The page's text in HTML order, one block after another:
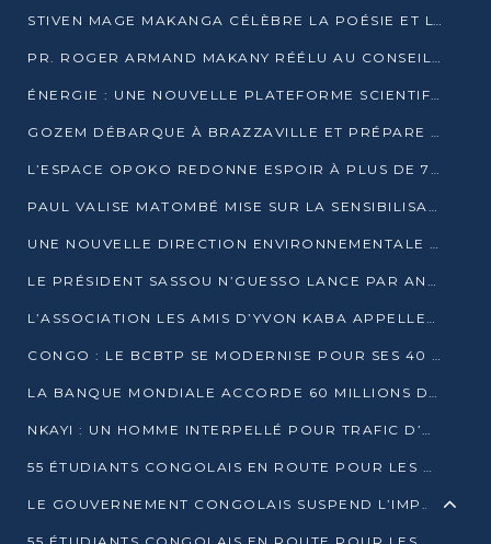
STIVEN MAGE MAKANGA CÉLÈBRE LA POÉSIE ET L’HUMAIN AVEC SON RECUEIL “HECTARE”
PR. ROGER ARMAND MAKANY RÉÉLU AU CONSEIL DE L’AUF
ÉNERGIE : UNE NOUVELLE PLATEFORME SCIENTIFIQUE POUR LA TRANSITION ÉNERGÉTIQUE EN AFRIQUE CENTRALE
GOZEM DÉBARQUE À BRAZZAVILLE ET PRÉPARE SON ARRIVÉE À POINTE-NOIRE
L’ESPACE OPOKO REDONNE ESPOIR À PLUS DE 775 ÉLÈVES AUTOCHTONES DANS LE NORD DU CONGO
PAUL VALISE MATOMBÉ MISE SUR LA SENSIBILISATION POUR ÉRAQUER LE GRAND BANDITISME
UNE NOUVELLE DIRECTION ENVIRONNEMENTALE POUR RENFORCER LA GESTION DES DONNÉES AU CONGO
LE PRÉSIDENT SASSOU N’GUESSO LANCE PAR ANTICIPATION LA 39ÈME JOURNÉE NATIONALE DE L’ARBRE
L’ASSOCIATION LES AMIS D’YVON KABA APPELLENT DENIS SASSOU N’GUESSO À SE PORTER CANDIDAT
CONGO : LE BCBTP SE MODERNISE POUR SES 40 ANS D’EXISTENCE
LA BANQUE MONDIALE ACCORDE 60 MILLIONS DE DOLLARS POUR LA RÉSILIENCE URBAINE AU CONGO
NKAYI : UN HOMME INTERPELLÉ POUR TRAFIC D’UN BÉBÉ CHIMPANZÉ
55 ÉTUDIANTS CONGOLAIS EN ROUTE POUR LES UNIVERSITÉS ALGÉRIENNES
LE GOUVERNEMENT CONGOLAIS SUSPEND L’IMPORTATION DES MACHETTES ET DES MOTOS